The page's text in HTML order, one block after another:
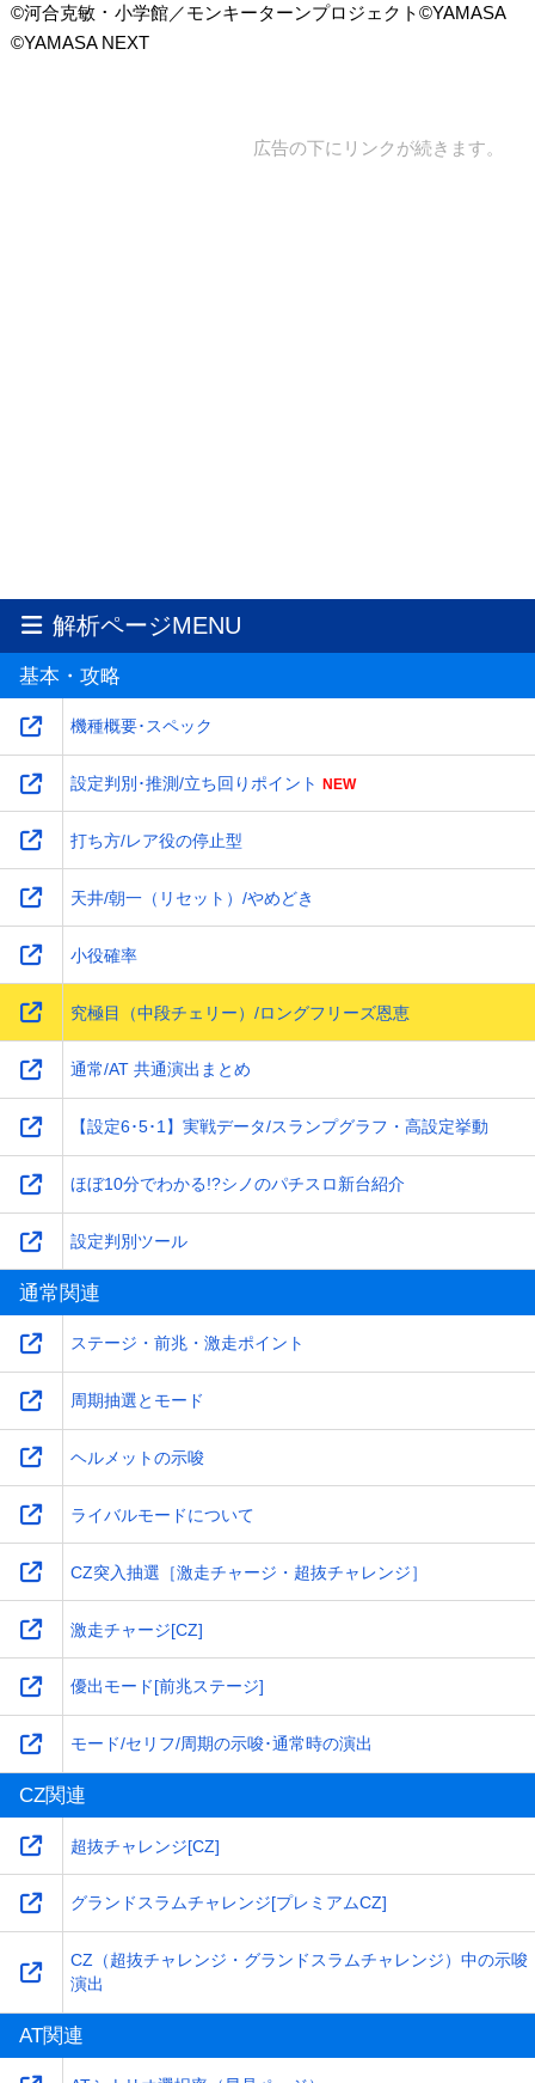
©河合克敏 ･ 小学館／モンキーターンプロジェクト©YAMASA
©YAMASA NEXT
広告の下にリンクが続きます。
解析ページMENU
基本・攻略
機種概要･スペック
設定判別･推測/立ち回りポイント
打ち方/レア役の停止型
天井/朝一（リセット）/やめどき
小役確率
究極目（中段チェリー）/ロングフリーズ恩恵
通常/AT 共通演出まとめ
【設定6･5･1】実戦データ/スランプグラフ・高設定挙動
ほぼ10分でわかる!?シノのパチスロ新台紹介
設定判別ツール
通常関連
ステージ・前兆・激走ポイント
周期抽選とモード
ヘルメットの示唆
ライバルモードについて
CZ突入抽選［激走チャージ・超抜チャレンジ］
激走チャージ[CZ]
優出モード[前兆ステージ]
モード/セリフ/周期の示唆･通常時の演出
CZ関連
超抜チャレンジ[CZ]
グランドスラムチャレンジ[プレミアムCZ]
CZ（超抜チャレンジ・グランドスラムチャレンジ）中の示唆
演出
AT関連